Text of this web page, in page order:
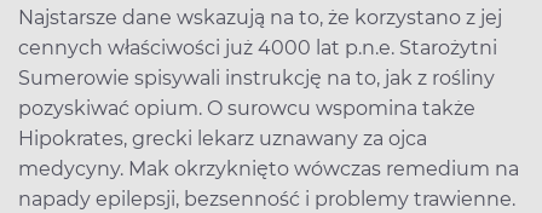
Najstarsze dane wskazują na to, że korzystano z jej
cennych właściwości już 4000 lat p.n.e. Starożytni
Sumerowie spisywali instrukcję na to, jak z rośliny
pozyskiwać opium. O surowcu wspomina także
Hipokrates, grecki lekarz uznawany za ojca
medycyny. Mak okrzyknięto wówczas remedium na
napady epilepsji, bezsenność i problemy trawienne.